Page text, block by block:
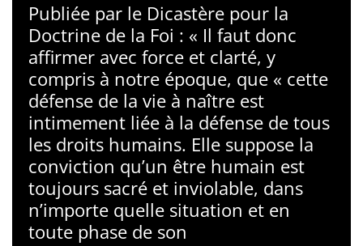
Publiée par le Dicastère pour la
Doctrine de la Foi : « Il faut donc
affirmer avec force et clarté, y
compris à notre époque, que « cette
défense de la vie à naître est
intimement liée à la défense de tous
les droits humains. Elle suppose la
conviction qu’un être humain est
toujours sacré et inviolable, dans
n’importe quelle situation et en
toute phase de son